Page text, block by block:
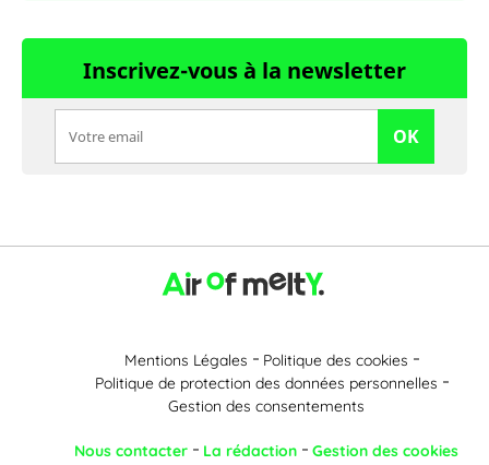
Inscrivez-vous à la newsletter
OK
Mentions Légales
Politique des cookies
Politique de protection des données personnelles
Gestion des consentements
Nous contacter La rédaction Gestion des cookies